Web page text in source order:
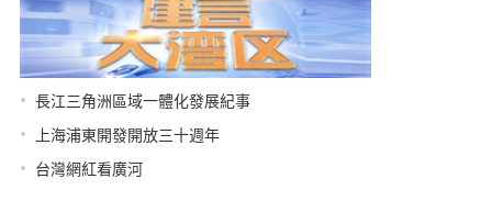
• 長江三角洲區域一體化發展紀事
• 上海浦東開發開放三十週年
• 台灣網紅看廣河